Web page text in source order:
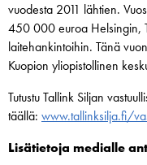
vuodesta 2011 lähtien.
450 000 euroa Helsingin,
laitehankintoihin. Tänä
Kuopion yliopistollinen
Tutustu Tallink Siljan
täällä: www.tallinksilja.fi/
Lisätietoja medialle